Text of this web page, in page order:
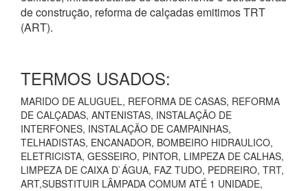
de construção, reforma de calçadas emitimos TRT
(ART).
TERMOS USADOS:
MARIDO DE ALUGUEL, REFORMA DE CASAS, REFORMA
DE CALÇADAS, ANTENISTAS, INSTALAÇÃO DE
INTERFONES, INSTALAÇÃO DE CAMPAINHAS,
TELHADISTAS, ENCANADOR, BOMBEIRO HIDRAULICO,
ELETRICISTA, GESSEIRO, PINTOR, LIMPEZA DE CALHAS,
LIMPEZA DE CAIXA D`ÁGUA, FAZ TUDO, PEDREIRO, TRT,
ART,SUBSTITUIR LÂMPADA COMUM ATÉ 1 UNIDADE,